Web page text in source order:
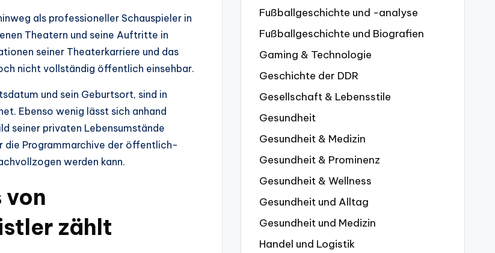
als professioneller Schauspieler in
Theatern und seine Auftritte in
seiner Theaterkarriere und das
nicht vollständig öffentlich einsehbar.
und sein Geburtsort, sind in
Ebenso wenig lässt sich anhand
seiner privaten Lebensumstände
die Programmarchive der öffentlich-
werden kann.
von
zählt
Fußballgeschichte und -analyse
Fußballgeschichte und Biografien
Gaming & Technologie
Geschichte der DDR
Gesellschaft & Lebensstile
Gesundheit
Gesundheit & Medizin
Gesundheit & Prominenz
Gesundheit & Wellness
Gesundheit und Alltag
Gesundheit und Medizin
Handel und Logistik